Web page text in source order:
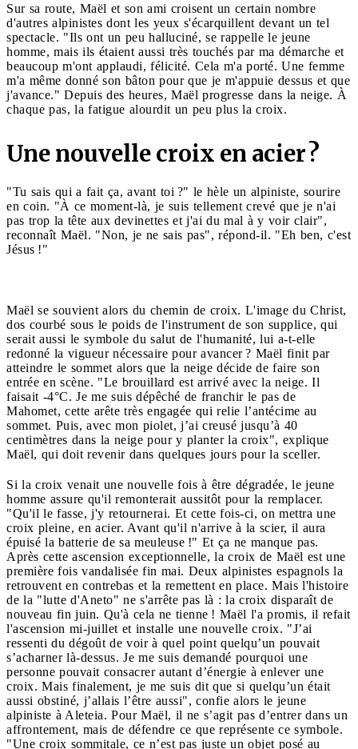
Sur sa route, Maël et son ami croisent un certain nombre
d'autres alpinistes dont les yeux s'écarquillent devant un tel
spectacle. "Ils ont un peu halluciné, se rappelle le jeune
homme, mais ils étaient aussi très touchés par ma démarche et
beaucoup m'ont applaudi, félicité. Cela m'a porté. Une femme
m'a même donné son bâton pour que je m'appuie dessus et que
j'avance." Depuis des heures, Maël progresse dans la neige. À
chaque pas, la fatigue alourdit un peu plus la croix.
Une nouvelle croix en acier ?
"Tu sais qui a fait ça, avant toi ?" le hèle un alpiniste, sourire
en coin. "À ce moment-là, je suis tellement crevé que je n'ai
pas trop la tête aux devinettes et j'ai du mal à y voir clair",
reconnaît Maël. "Non, je ne sais pas", répond-il. "Eh ben, c'est
Jésus !"
Maël se souvient alors du chemin de croix. L'image du Christ,
dos courbé sous le poids de l'instrument de son supplice, qui
serait aussi le symbole du salut de l'humanité, lui a-t-elle
redonné la vigueur nécessaire pour avancer ? Maël finit par
atteindre le sommet alors que la neige décide de faire son
entrée en scène. "Le brouillard est arrivé avec la neige. Il
faisait -4°C. Je me suis dépêché de franchir le pas de
Mahomet, cette arête très engagée qui relie l’antécime au
sommet. Puis, avec mon piolet, j’ai creusé jusqu’à 40
centimètres dans la neige pour y planter la croix", explique
Maël, qui doit revenir dans quelques jours pour la sceller.
Si la croix venait une nouvelle fois à être dégradée, le jeune
homme assure qu'il remonterait aussitôt pour la remplacer.
"Qu'il le fasse, j'y retournerai. Et cette fois-ci, on mettra une
croix pleine, en acier. Avant qu'il n'arrive à la scier, il aura
épuisé la batterie de sa meuleuse !" Et ça ne manque pas.
Après cette ascension exceptionnelle, la croix de Maël est une
première fois vandalisée fin mai. Deux alpinistes espagnols la
retrouvent en contrebas et la remettent en place. Mais l'histoire
de la "lutte d'Aneto" ne s'arrête pas là : la croix disparaît de
nouveau fin juin. Qu'à cela ne tienne ! Maël l'a promis, il refait
l'ascension mi-juillet et installe une nouvelle croix. "J’ai
ressenti du dégoût de voir à quel point quelqu’un pouvait
s’acharner là-dessus. Je me suis demandé pourquoi une
personne pouvait consacrer autant d’énergie à enlever une
croix. Mais finalement, je me suis dit que si quelqu’un était
aussi obstiné, j’allais l’être aussi", confie alors le jeune
alpiniste à Aleteia. Pour Maël, il ne s’agit pas d’entrer dans un
affrontement, mais de défendre ce que représente ce symbole.
"Une croix sommitale, ce n’est pas juste un objet posé au